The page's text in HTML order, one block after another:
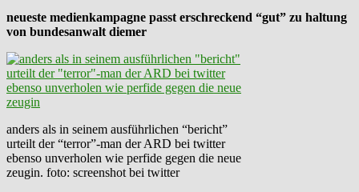
neueste medienkampagne passt erschreckend “gut” zu haltung
von bundesanwalt diemer
anders als in seinem ausführlichen “bericht”
urteilt der “terror”-man der ARD bei twitter
ebenso unverholen wie perfide gegen die neue
zeugin. foto: screenshot bei twitter